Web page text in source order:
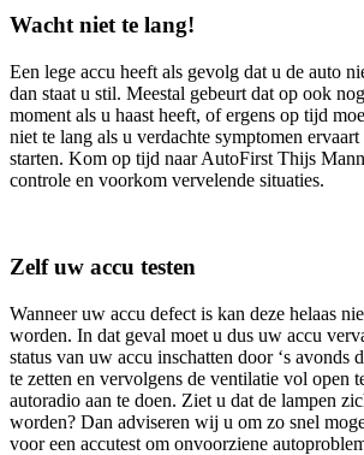
Wacht niet te lang!
Een lege accu heeft als gevolg dat u de auto
dan staat u stil. Meestal gebeurt dat op ook
moment als u haast heeft, of ergens op tijd
niet te lang als u verdachte symptomen
starten. Kom op tijd naar AutoFirst Thijs
controle en voorkom vervelende situaties.
Zelf uw accu testen
Wanneer uw accu defect is kan deze helaas
worden. In dat geval moet u dus uw accu
status van uw accu inschatten door ‘s avonds
te zetten en vervolgens de ventilatie vol open
autoradio aan te doen. Ziet u dat de lampen
worden? Dan adviseren wij u om zo snel
voor een accutest om onvoorziene